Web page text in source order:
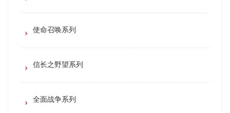
使命召唤系列
信长之野望系列
全面战争系列